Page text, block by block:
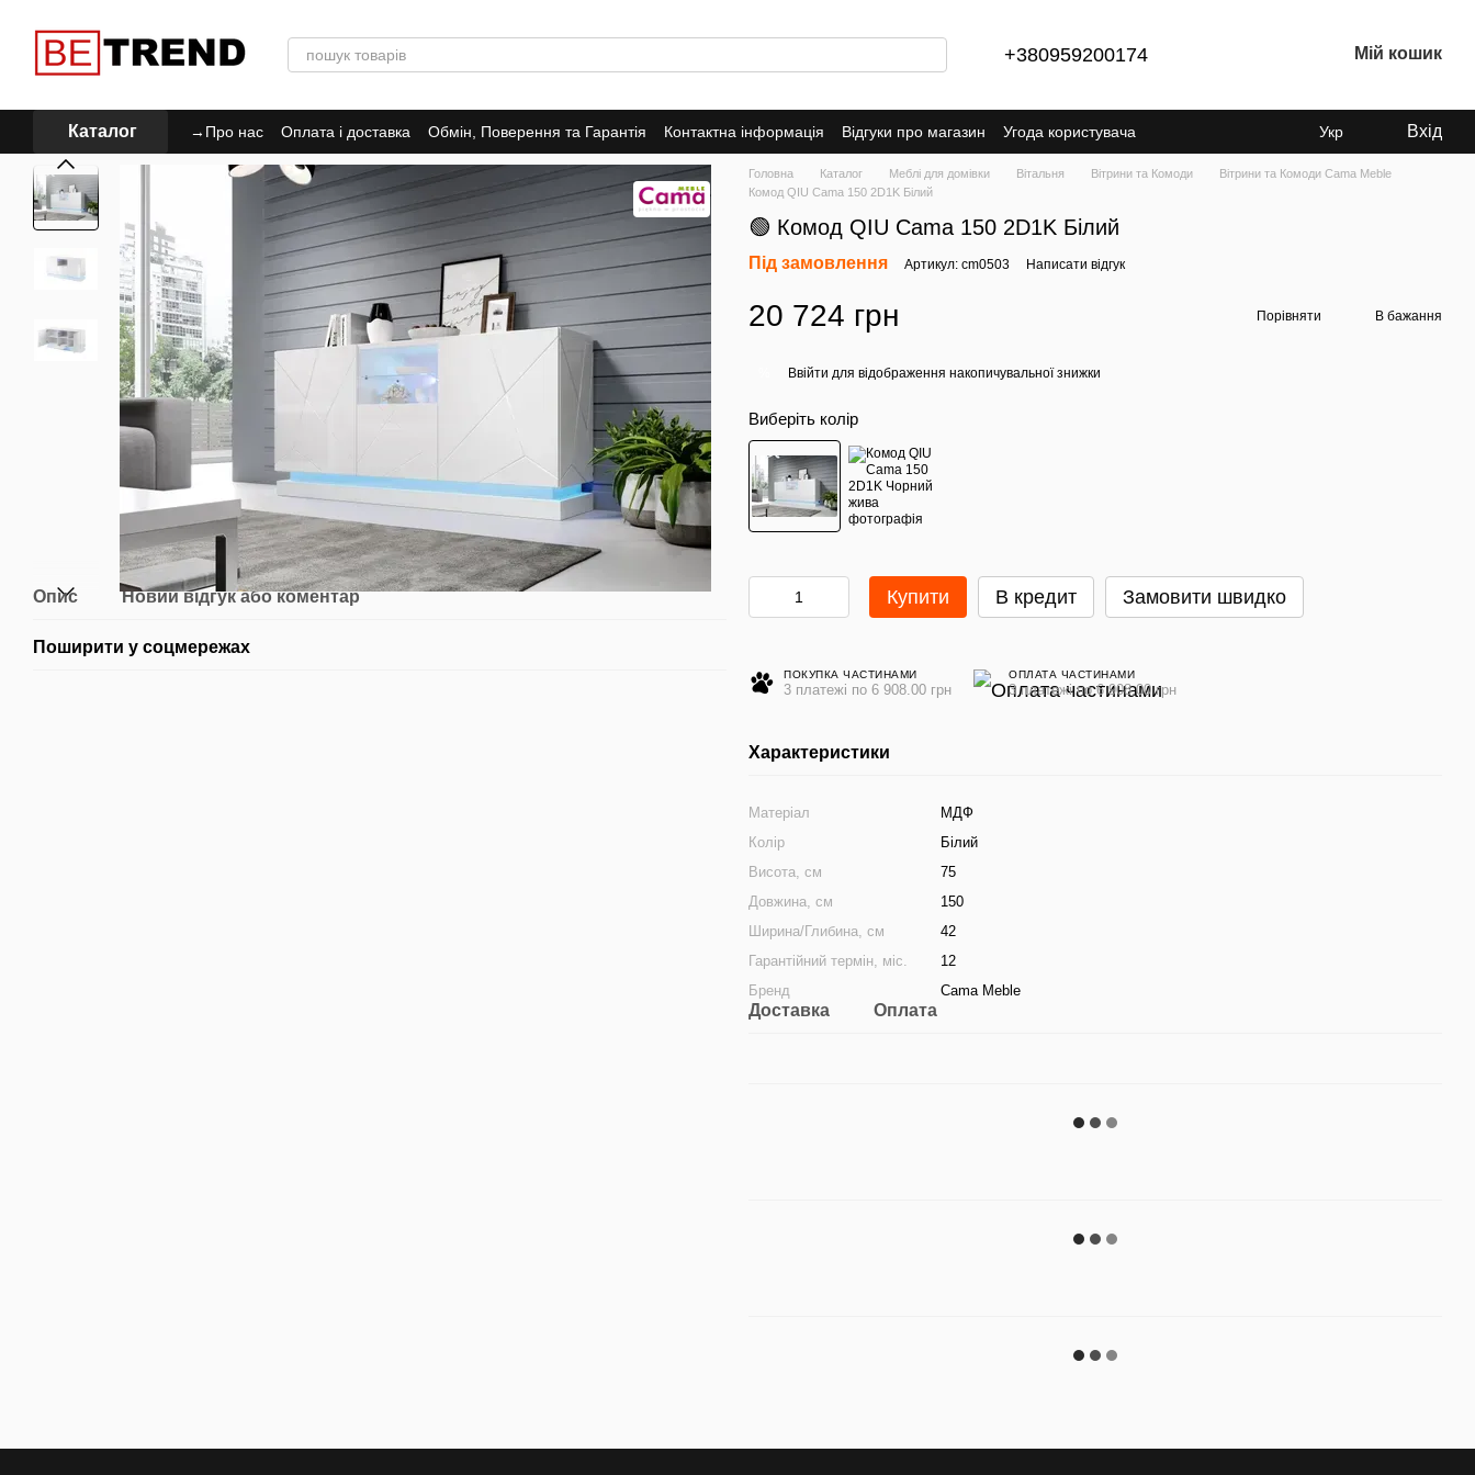
+380959200174 Мій кошик
Каталог →Про нас Оплата і доставка Обмін, Поверення та Гарантія Контактна інформація Відгуки про магазин
Угода користувача
Політика Конфіденційності
Укр Вхід
Опис Новий відгук або коментар
Поширити у соцмережах
Головна Каталог Меблі для домівки Вітальня Вітрини та Комоди
Вітрини та Комоди Cama Meble
Комод QIU Cama 150 2D1K Білий
🟢 Комод QIU Cama 150 2D1K Білий
Під замовлення Артикул: cm0503 Написати відгук
20 724 грн Порівняти В бажання
Ввійти для відображення накопичувальної знижки
Виберіть колір
Купити В кредит Замовити швидко
ПОКУПКА ЧАСТИНАМИ
3 платежі по 6 908.00 грн
ОПЛАТА ЧАСТИНАМИ
3 платежі по 6 908.00 грн
Характеристики
Матеріал
МДФ
Колір
Білий
Висота, см
75
Довжина, см
150
Ширина/Глибина, см
42
Гарантійний термін, міс.
12
Бренд
Cama Meble
Доставка Оплата